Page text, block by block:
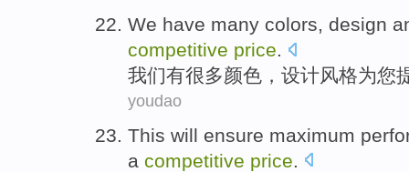
We have many colors, design
competitive price.
我们有很多颜色 ， 设计风格为您
youdao
This will ensure maximum
a competitive price